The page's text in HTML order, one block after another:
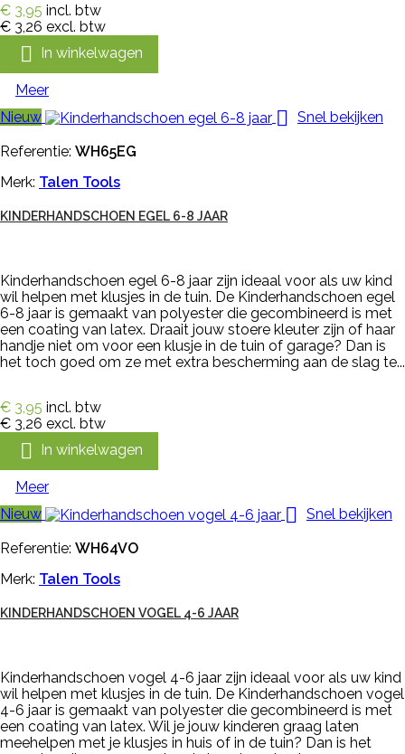
€ 3,95 incl. btw
€ 3,26 excl. btw
 In winkelwagen
Meer
Nieuw
 Snel bekijken
Referentie: WH65EG
Merk: Talen Tools
KINDERHANDSCHOEN EGEL 6-8 JAAR
Kinderhandschoen egel 6-8 jaar zijn ideaal voor als uw kind
wil helpen met klusjes in de tuin. De Kinderhandschoen egel
6-8 jaar is gemaakt van polyester die gecombineerd is met
een coating van latex. Draait jouw stoere kleuter zijn of haar
handje niet om voor een klusje in de tuin of garage? Dan is
het toch goed om ze met extra bescherming aan de slag te...
€ 3,95 incl. btw
€ 3,26 excl. btw
 In winkelwagen
Meer
Nieuw
 Snel bekijken
Referentie: WH64VO
Merk: Talen Tools
KINDERHANDSCHOEN VOGEL 4-6 JAAR
Kinderhandschoen vogel 4-6 jaar zijn ideaal voor als uw kind
wil helpen met klusjes in de tuin. De Kinderhandschoen vogel
4-6 jaar is gemaakt van polyester die gecombineerd is met
een coating van latex. Wil je jouw kinderen graag laten
meehelpen met je klusjes in huis of in de tuin? Dan is het